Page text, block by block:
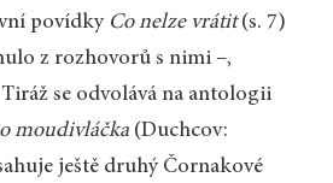
povídky Co nelze vrátit(s. 7)
z rozhovorů s nimi –,
se odvolává na antologii
moudivláčka(Duchcov:
ještě druhý Čornakové